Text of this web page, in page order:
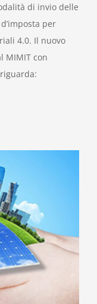
di invio delle
per
4.0. Il nuovo
MIMIT con